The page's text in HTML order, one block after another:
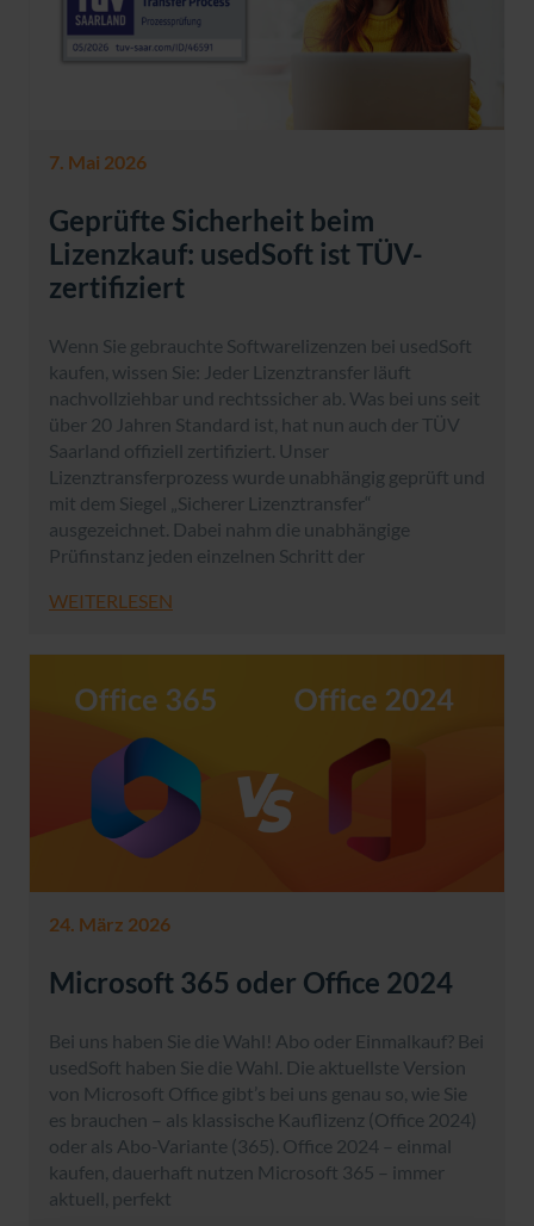
7. Mai 2026
Geprüfte Sicherheit beim
Lizenzkauf: usedSoft ist TÜV-
zertifiziert
Wenn Sie gebrauchte Softwarelizenzen bei usedSoft
kaufen, wissen Sie: Jeder Lizenztransfer läuft
nachvollziehbar und rechtssicher ab. Was bei uns seit
über 20 Jahren Standard ist, hat nun auch der TÜV
Saarland offiziell zertifiziert. Unser
Lizenztransferprozess wurde unabhängig geprüft und
mit dem Siegel „Sicherer Lizenztransfer“
ausgezeichnet. Dabei nahm die unabhängige
Prüfinstanz jeden einzelnen Schritt der
WEITERLESEN
24. März 2026
Microsoft 365 oder Office 2024
Bei uns haben Sie die Wahl! Abo oder Einmalkauf? Bei
usedSoft haben Sie die Wahl. Die aktuellste Version
von Microsoft Office gibt’s bei uns genau so, wie Sie
es brauchen – als klassische Kauflizenz (Office 2024)
oder als Abo-Variante (365). Office 2024 – einmal
kaufen, dauerhaft nutzen Microsoft 365 – immer
aktuell, perfekt